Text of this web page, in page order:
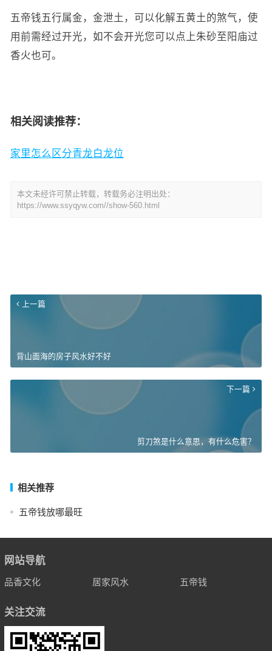
五帝钱五行属金，金泄土，可以化解五黄土的煞气，使
用前需经过开光，如不会开光您可以点上朱砂至阳庙过
香火也可。
相关阅读推荐：
家里怎么区分青龙白龙位
本文未经许可禁止转载，转载务必注明出处：
https://www.ssyqyw.com//show-560.html
上一篇
背山面海的房子风水好不好
下一篇
剪刀煞是什么意思，有什么危害？
相关推荐
五帝钱放哪最旺
网站导航
品香文化 居家风水 五帝钱
关注交流